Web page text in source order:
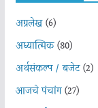
अग्रलेख(6)
अध्यात्मिक(80)
अर्थसंकल्प / बजेट(2)
आजचे पंचांग(27)